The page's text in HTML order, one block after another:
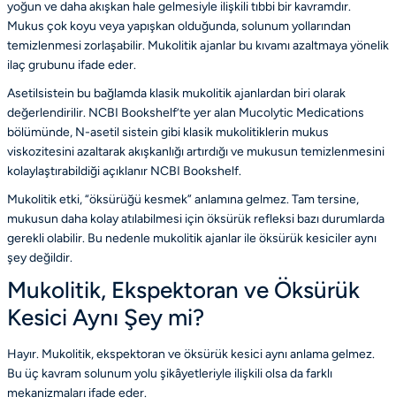
yoğun ve daha akışkan hale gelmesiyle ilişkili tıbbi bir kavramdır.
Mukus çok koyu veya yapışkan olduğunda, solunum yollarından
temizlenmesi zorlaşabilir. Mukolitik ajanlar bu kıvamı azaltmaya yönelik
ilaç grubunu ifade eder.
Asetilsistein bu bağlamda klasik mukolitik ajanlardan biri olarak
değerlendirilir. NCBI Bookshelf’te yer alan Mucolytic Medications
bölümünde, N-asetil sistein gibi klasik mukolitiklerin mukus
viskozitesini azaltarak akışkanlığı artırdığı ve mukusun temizlenmesini
kolaylaştırabildiği açıklanır NCBI Bookshelf.
Mukolitik etki, “öksürüğü kesmek” anlamına gelmez. Tam tersine,
mukusun daha kolay atılabilmesi için öksürük refleksi bazı durumlarda
gerekli olabilir. Bu nedenle mukolitik ajanlar ile öksürük kesiciler aynı
şey değildir.
Mukolitik, Ekspektoran ve Öksürük
Kesici Aynı Şey mi?
Hayır. Mukolitik, ekspektoran ve öksürük kesici aynı anlama gelmez.
Bu üç kavram solunum yolu şikâyetleriyle ilişkili olsa da farklı
mekanizmaları ifade eder.